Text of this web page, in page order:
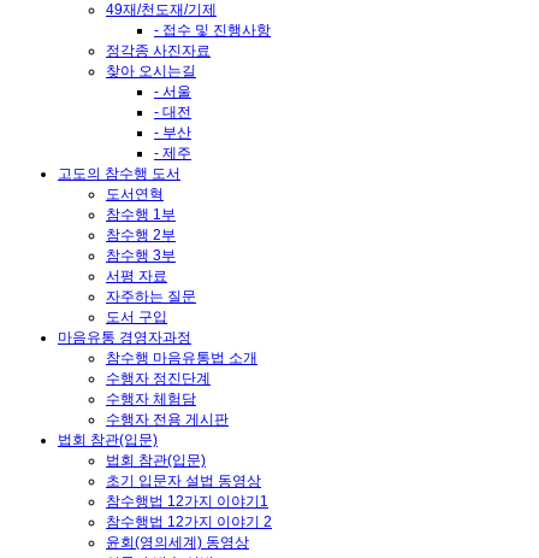
49재/천도재/기제
- 접수 및 진행사항
정각종 사진자료
찾아 오시는길
- 서울
- 대전
- 부산
- 제주
고도의 참수행 도서
도서연혁
참수행 1부
참수행 2부
참수행 3부
서평 자료
자주하는 질문
도서 구입
마음유통 경영자과정
참수행 마음유통법 소개
수행자 정진단계
수행자 체험담
수행자 전용 게시판
법회 참관(입문)
법회 참관(입문)
초기 입문자 설법 동영상
참수행법 12가지 이야기1
참수행법 12가지 이야기 2
윤회(영의세계) 동영상